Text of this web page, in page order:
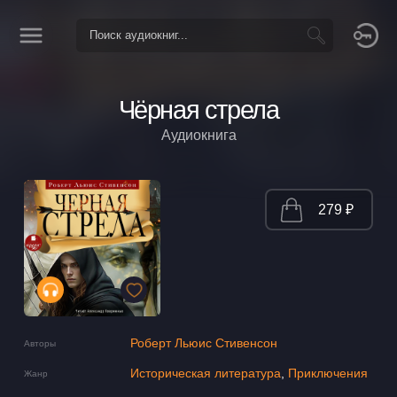
Чёрная стрела
Аудиокнига
Авторы Роберт Льюис Стивенсон
Жанр Историческая литература Приключения
279 ₽